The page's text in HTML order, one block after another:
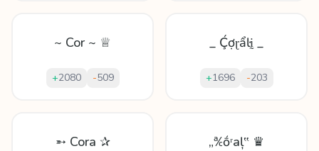
~ Cor ~ ♕
+2080 -509
_ Ḉợɽẩŀḭ _
+1696 -203
➵ Cora ✰ „℀ṓʳаļ‟ ♛